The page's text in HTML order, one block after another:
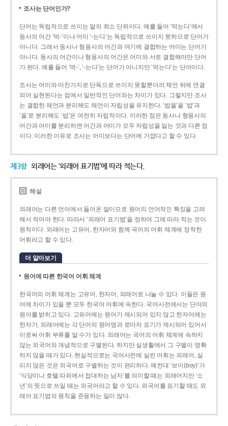
조사는 단어인가?
단어는 독립적으로 쓰이는 말의 최소 단위이다. 예를 들어 ‘먹는다’에서
동사의 어간 ‘먹-­’이나 어미 ‘­-는다’는 독립적으로 쓰이지 못하므로 단어가
아니다. 그래서 동사나 형용사의 어간과 여기에 결합하는 어미는 단어가
아니다. 동사의 어간이나 형용사의 어간은 어미와 서로 결합해야만 단어
가 된다. 예를 들어 ‘먹-’, ‘-는다’는 단어가 아니지만 ‘먹는다’는 단어이다.
조사는 어미와 마찬가지로 단독으로 쓰이지 못할뿐더러 체언 뒤에 연결
되어 실현된다는 점에서 일반적인 단어와는 차이가 있다. 그렇지만 조사
는 결합한 체언과 분리해도 체언이 자립성을 유지한다. ‘밥을’을 ‘밥’과
‘을’로 분리해도 ‘밥’은 여전히 자립적이다. 이러한 점은 동사나 형용사의
어간과 어미를 분리하면 어간과 어미가 모두 자립성을 잃는 것과 다른 점
이다. 이러한 이유로 조사는 어미보다는 단어에 가깝다고 할 수 있다.
제3항 외래어는 ‘외래어 표기법’에 따라 적는다.
해설
외래어는 다른 언어에서 들어온 말이므로 원어의 언어적인 특징을 고려
해서 적어야 한다. 따라서 ‘외래어 표기법’을 정하여 그에 따라 적는 것이
원칙이다. 외래어는 고유어, 한자어와 함께 국어의 어휘 체계에 정착한
어휘라고 할 수 있다.
더 알아보기
원어에 따른 한국어 어휘 체계
한국어의 어휘 체계는 고유어, 한자어, 외래어로 나눌 수 있다. 이들은 원
어에 차이가 있을 뿐 모두 한국어 어휘에 속한다. 국어사전에서는 단어의
원어를 밝히고 있다. 고유어에는 원어가 제시되어 있지 않고 한자어에는
한자가, 외래어에는 각 단어의 원어명과 로마자 표기가 제시되어 있어서
이로써 어휘 부류를 알 수가 있다. 외래어는 국어의 어휘 체계에 속하지
않는 외국어와 개념적으로 구별된다. 하지만 실생활에서 그 구별이 명확
하지 않을 때가 있다. 현실적으로는 국어사전에 실린 어휘는 외래어, 실
리지 않은 것은 외국어로 구별하는 것이 편리하다. 예컨대 ‘보이(boy)’가
‘식당이나 호텔 따위에서 접대하는 남자’를 의미할 때는 외래어지만 ‘소
년’의 뜻으로 쓰일 때는 외국어라고 할 수 있다. 외국어를 표기할 때도 외
래어 표기법의 원칙을 준용하는 일이 많다.